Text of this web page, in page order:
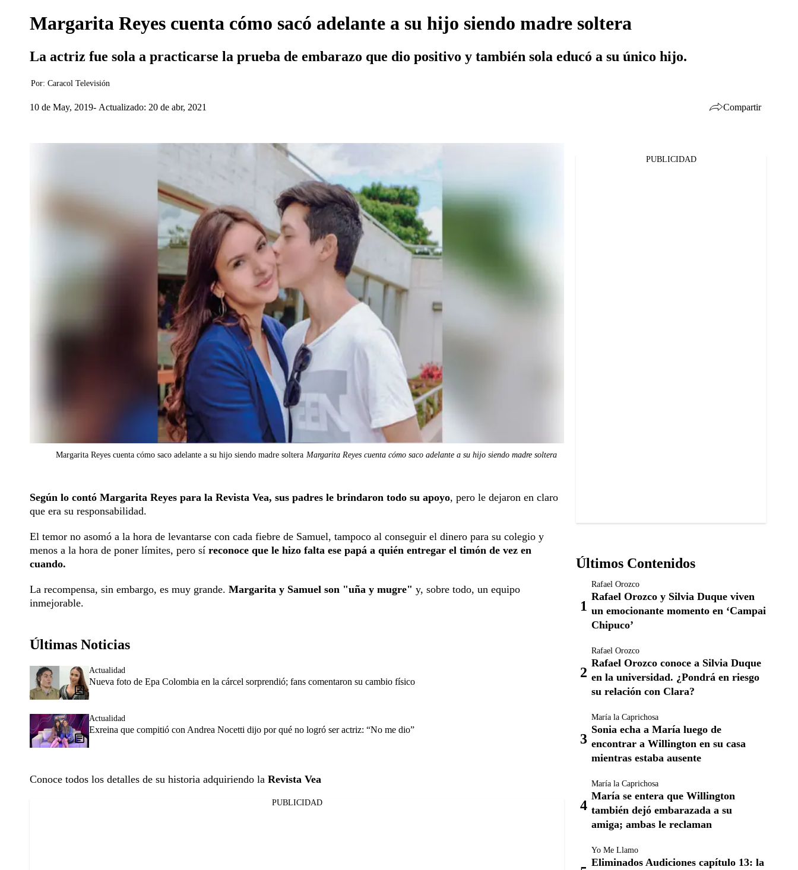
Margarita Reyes cuenta cómo sacó adelante a su hijo siendo madre soltera
La actriz fue sola a practicarse la prueba de embarazo que dio positivo y también sola educó a su único hijo.
Por: Caracol Televisión
10 de May, 2019 Actualizado: 20 de abr, 2021 Compartir
Margarita Reyes cuenta cómo saco adelante a su hijo siendo madre soltera Margarita Reyes cuenta cómo saco adelante a su hijo siendo madre soltera
Según lo contó Margarita Reyes para la Revista Vea, sus padres le brindaron todo su apoyo, pero le dejaron en claro
que era su responsabilidad.
El temor no asomó a la hora de levan­tarse con cada fiebre de Samuel, tampo­co al conseguir el dinero para su colegio y
menos a la hora de poner límites, pero sí reconoce que le hizo falta ese papá a quién entregar el timón de vez en
cuando.
La recompensa, sin embargo, es muy grande. Margarita y Samuel son "uña y mugre" y, sobre todo, un equipo
inmejorable.
Últimas Noticias
Actualidad
Nueva foto de Epa Colombia en la cárcel sorprendió; fans comentaron su cambio físico
Actualidad
Exreina que compitió con Andrea Nocetti dijo por qué no logró ser actriz: “No me dio”
Conoce todos los detalles de su historia adquiriendo la Revista Vea
PUBLICIDAD
PUBLICIDAD
Últimos Contenidos
Rafael Orozco
Rafael Orozco y Silvia Duque viven
un emocionante momento en ‘Campai
Chipuco’
Rafael Orozco
Rafael Orozco conoce a Silvia Duque
en la universidad. ¿Pondrá en riesgo
su relación con Clara?
María la Caprichosa
Sonia echa a María luego de
encontrar a Willington en su casa
mientras estaba ausente
María la Caprichosa
María se entera que Willington
también dejó embarazada a su
amiga; ambas le reclaman
Yo Me Llamo
Eliminados Audiciones capítulo 13: la